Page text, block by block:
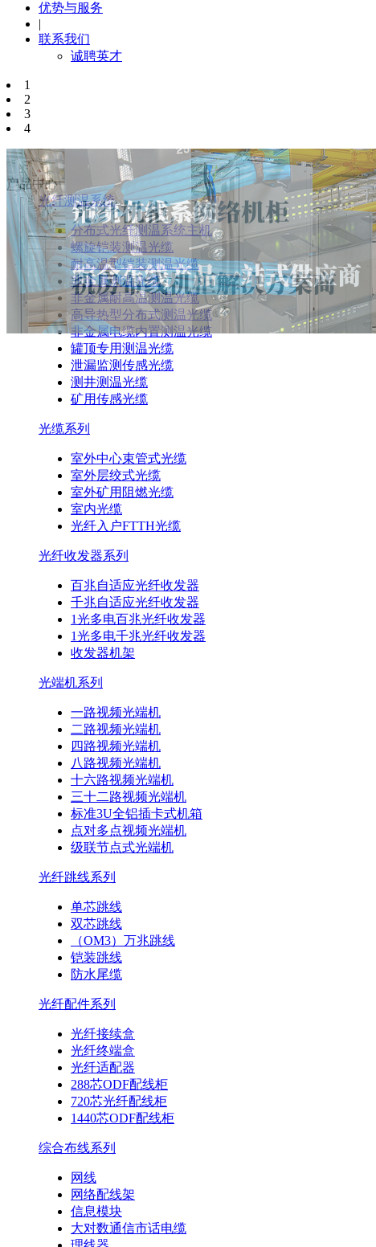
优势与服务
|
联系我们
诚聘英才
1
2
3
4
产品中心
光纤测温系统
分布式光纤测温系统主机
螺旋铠装测温光缆
耐高温型铠装测温光缆
非金属测温光缆
非金属耐高温测温光缆
高导热型分布式测温光缆
非金属电缆内置测温光缆
罐顶专用测温光缆
泄漏监测传感光缆
测井测温光缆
矿用传感光缆
光缆系列
室外中心束管式光缆
室外层绞式光缆
室外矿用阻燃光缆
室内光缆
光纤入户FTTH光缆
光纤收发器系列
百兆自适应光纤收发器
千兆自适应光纤收发器
1光多电百兆光纤收发器
1光多电千兆光纤收发器
收发器机架
光端机系列
一路视频光端机
二路视频光端机
四路视频光端机
八路视频光端机
十六路视频光端机
三十二路视频光端机
标准3U全铝插卡式机箱
点对多点视频光端机
级联节点式光端机
光纤跳线系列
单芯跳线
双芯跳线
（OM3）万兆跳线
铠装跳线
防水尾缆
光纤配件系列
光纤接续盒
光纤终端盒
光纤适配器
288芯ODF配线柜
720芯光纤配线柜
1440芯ODF配线柜
综合布线系列
网线
网络配线架
信息模块
大对数通信市话电缆